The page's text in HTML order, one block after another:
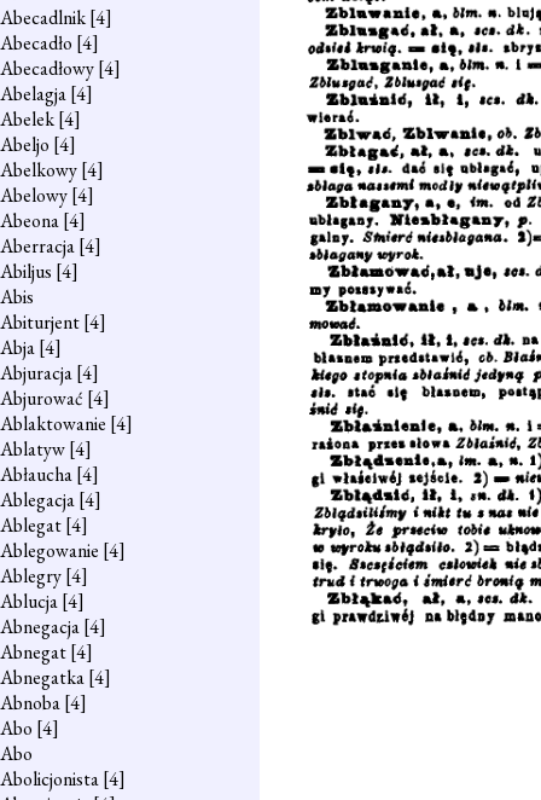
Abecadlnik[4]
Abecadło [4]
Abecadłowy[4]
Abelagja[4]
Abelek[4]
Abeljo [4]
Abelkowy[4]
Abelowy[4]
Abeona[4]
Aberracja[4]
Abiljus [4]
Abis
Abiturjent[4]
Abja[4]
Abjuracja[4]
Abjurować [4]
Ablaktowanie [4]
Ablatyw[4]
Abłaucha[4]
Ablegacja[4]
Ablegat[4]
Ablegowanie [4]
Ablegry[4]
Ablucja[4]
Abnegacja[4]
Abnegat[4]
Abnegatka[4]
Abnoba[4]
Abo [4]
Abo
Abolicjonista[4]